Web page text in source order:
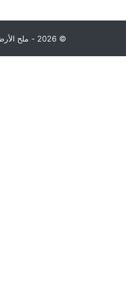
© 2026 - ملح الأرض. All rights reserved.